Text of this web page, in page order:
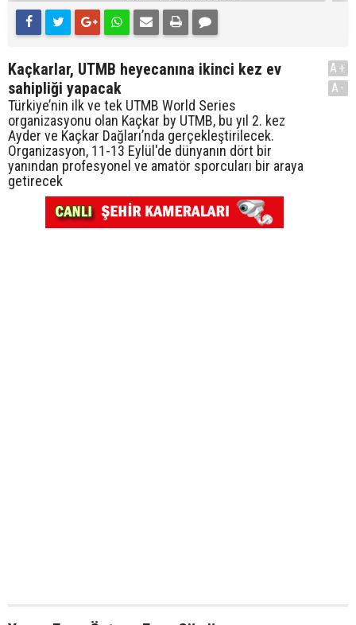
Kaçkarlar, UTMB heyecanına ikinci kez ev
sahipliği yapacak
Türkiye’nin ilk ve tek UTMB World Series
organizasyonu olan Kaçkar by UTMB, bu yıl 2. kez
Ayder ve Kaçkar Dağları’nda gerçekleştirilecek.
Organizasyon, 11-13 Eylül'de dünyanın dört bir
yanından profesyonel ve amatör sporcuları bir araya
getirecek
A+
A-